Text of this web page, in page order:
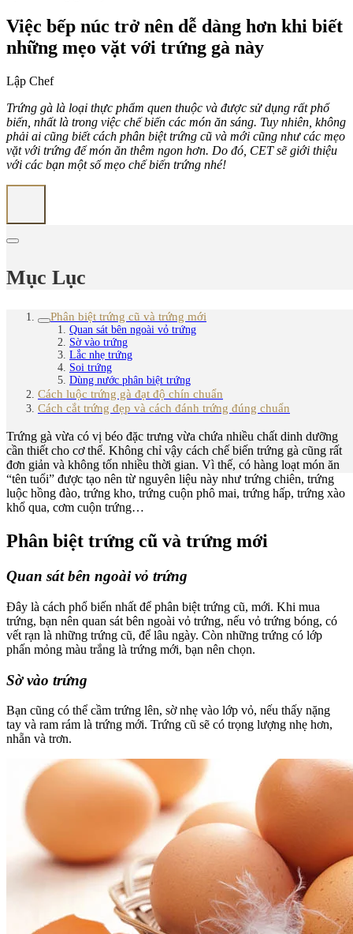
Việc bếp núc trở nên dễ dàng hơn khi biết
những mẹo vặt với trứng gà này
Lập Chef
Trứng gà là loại thực phẩm quen thuộc và được sử dụng rất phổ
biến, nhất là trong việc chế biến các món ăn sáng. Tuy nhiên, không
phải ai cũng biết cách phân biệt trứng cũ và mới cũng như các mẹo
vặt với trứng để món ăn thêm ngon hơn. Do đó, CET sẽ giới thiệu
với các bạn một số mẹo chế biến trứng nhé!
Mục Lục
Phân biệt trứng cũ và trứng mới
Quan sát bên ngoài vỏ trứng
Sờ vào trứng
Lắc nhẹ trứng
Soi trứng
Dùng nước phân biệt trứng
Cách luộc trứng gà đạt độ chín chuẩn
Cách cắt trứng đẹp và cách đánh trứng đúng chuẩn
Trứng gà vừa có vị béo đặc trưng vừa chứa nhiều chất dinh dưỡng
cần thiết cho cơ thể. Không chỉ vậy cách chế biến trứng gà cũng rất
đơn giản và không tốn nhiều thời gian. Vì thế, có hàng loạt món ăn
“tên tuổi” được tạo nên từ nguyên liệu này như trứng chiên, trứng
luộc hồng đào, trứng kho, trứng cuộn phô mai, trứng hấp, trứng xào
khổ qua, cơm cuộn trứng…
Phân biệt trứng cũ và trứng mới
Quan sát bên ngoài vỏ trứng
Đây là cách phổ biến nhất để phân biệt trứng cũ, mới. Khi mua
trứng, bạn nên quan sát bên ngoài vỏ trứng, nếu vỏ trứng bóng, có
vết rạn là những trứng cũ, để lâu ngày. Còn những trứng có lớp
phấn mỏng màu trắng là trứng mới, bạn nên chọn.
Sờ vào trứng
Bạn cũng có thể cầm trứng lên, sờ nhẹ vào lớp vỏ, nếu thấy nặng
tay và ram rám là trứng mới. Trứng cũ sẽ có trọng lượng nhẹ hơn,
nhẵn và trơn.